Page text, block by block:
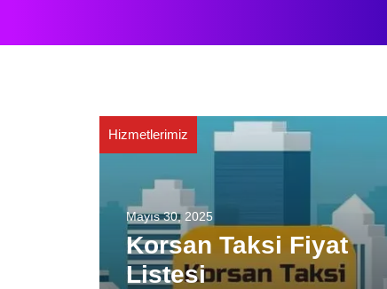
Hizmetlerimiz
Mayıs 30, 2025
Korsan Taksi Fiyat
Listesi